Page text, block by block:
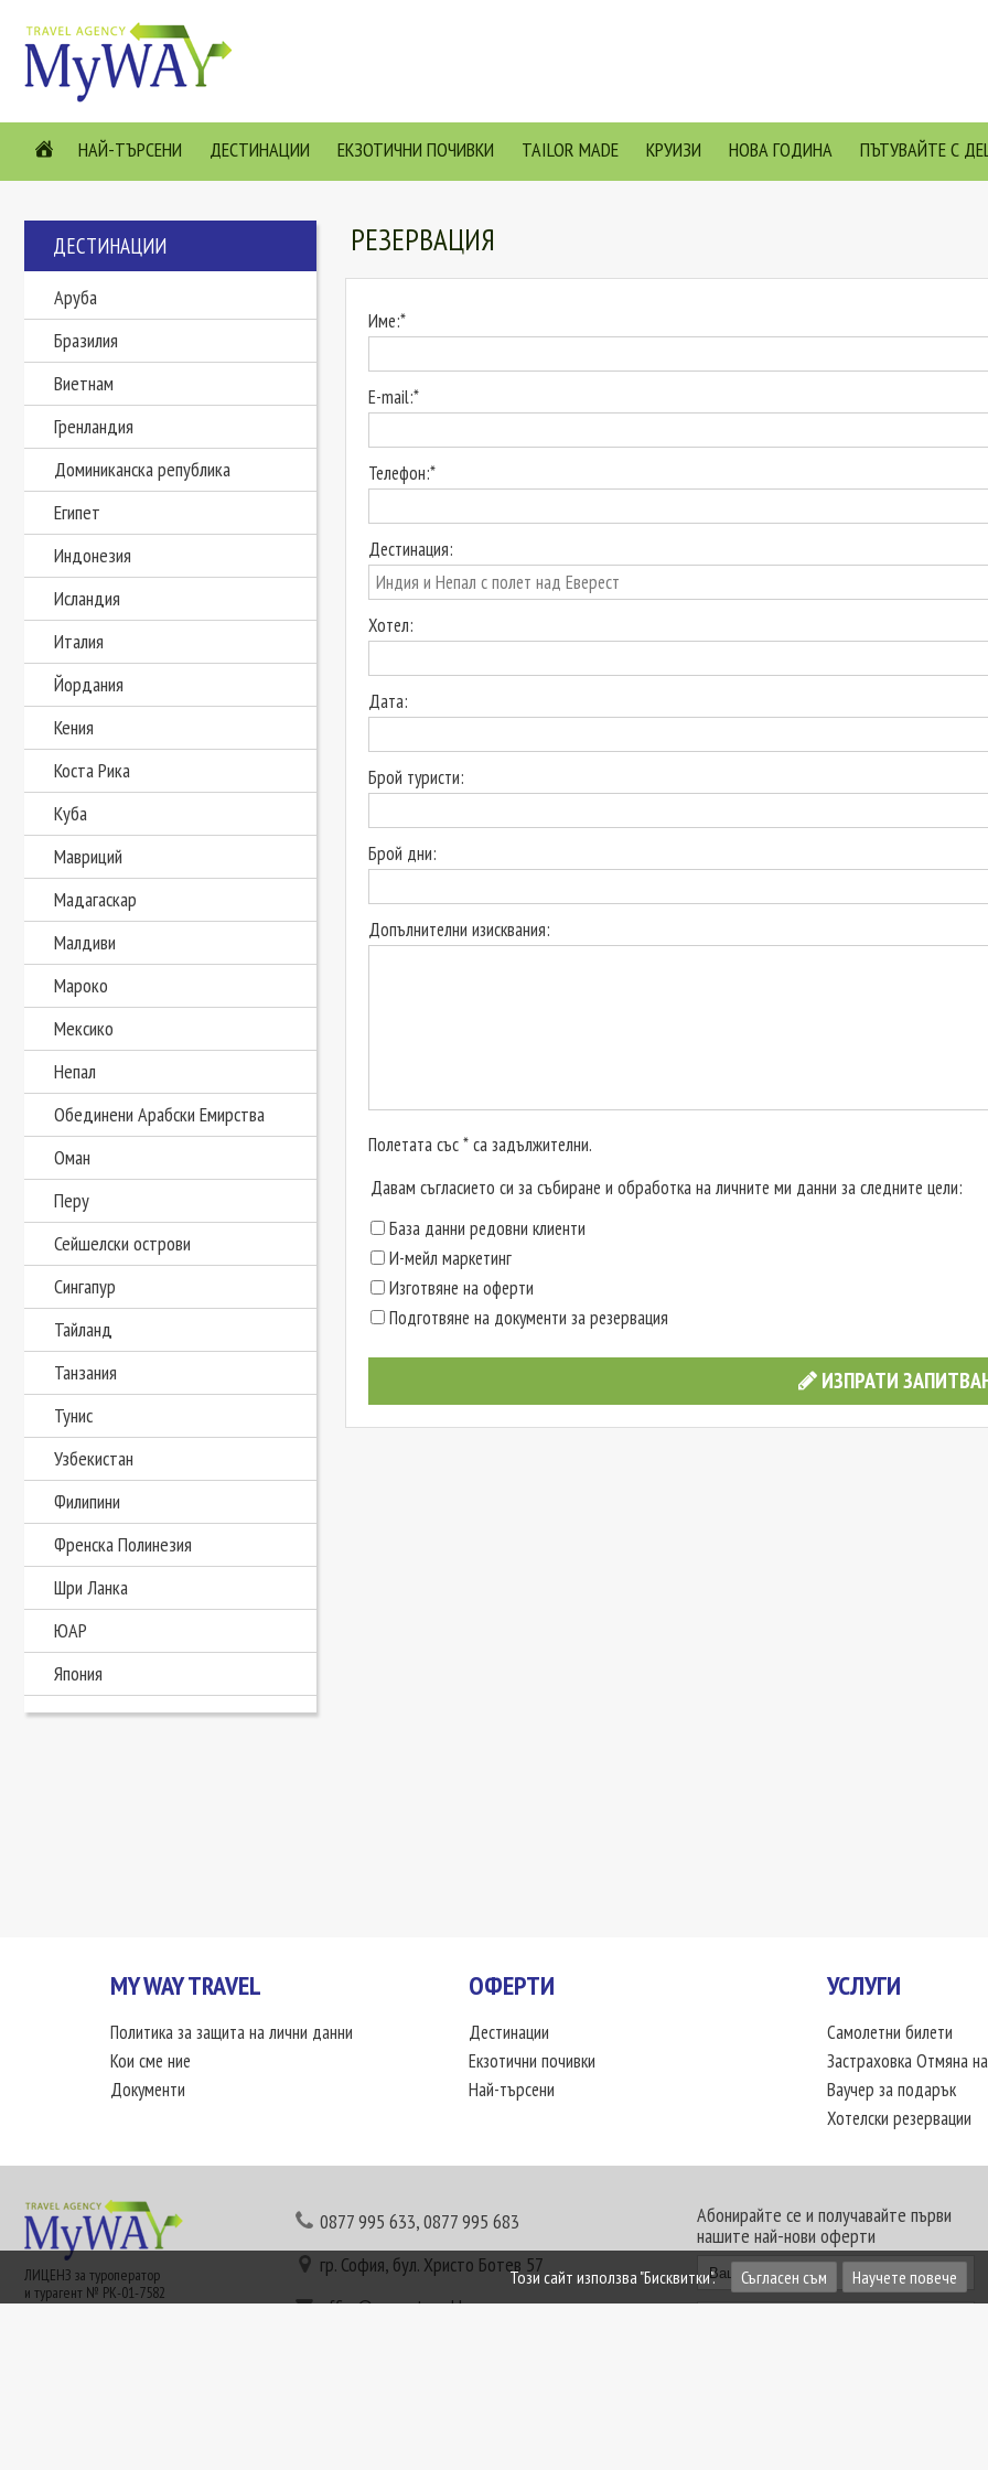
НАЙ-ТЪРСЕНИ ДЕСТИНАЦИИ ЕКЗОТИЧНИ ПОЧИВКИ TAILOR MADE КРУИЗИ НОВА ГОДИНА ПЪТУВАЙТЕ С
ДЕСТИНАЦИИ
Аруба
Бразилия
Виетнам
Гренландия
Доминиканска република
Египет
Индонезия
Исландия
Италия
Йордания
Кения
Коста Рика
Куба
Мавриций
Мадагаскар
Малдиви
Мароко
Мексико
Непал
Обединени Арабски Емирства
Оман
Перу
Сейшелски острови
Сингапур
Тайланд
Танзания
Тунис
Узбекистан
Филипини
Френска Полинезия
Шри Ланка
ЮАР
Япония
РЕЗЕРВАЦИЯ
Име:*
E-mail:*
Телефон:*
Дестинация:
Хотел:
Дата:
Брой туристи:
Брой дни:
Допълнителни изисквания:
Полетата със * са задължителни.
Давам съгласието си за събиране и обработка на личните ми данни за следните цели:
База данни редовни клиенти
И-мейл маркетинг
Изготвяне на оферти
Подготвяне на документи за резервация
ИЗПРАТИ
MY WAY TRAVEL
Политика за защита на лични данни
Кои сме ние
Документи
ОФЕРТИ
Дестинации
Екзотични почивки
Най-търсени
УСЛУГИ
Самолетни билети
Застраховка Отмяна
Ваучер за подарък
Хотелски резервации
ЛИЦЕНЗ за туроператор
и турагент № РК-01-7582
0877 995 633,0877 995 683
гр. София, бул. Христо Ботев 57
office@mywaytravel.bg
Абонирайте се и получавайте първи
нашите най-нови оферти
Този сайт използва "Бисквитки". Съгласен съм Научете повече